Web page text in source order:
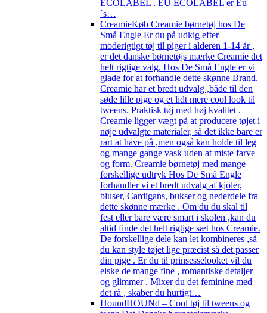
ECOLABEL . EU ECOLABEL er Eu
´s…
CreamieKøb Creamie børnetøj hos De
Små Engle Er du på udkig efter
moderigtigt tøj til piger i alderen 1-14 år ,
er det danske børnetøjs mærke Creamie det
helt rigtige valg. Hos De Små Engle er vi
glade for at forhandle dette skønne Brand.
Creamie har et bredt udvalg ,både til den
søde lille pige og et lidt mere cool look til
tweens. Praktisk tøj med høj kvalitet .
Creamie ligger vægt på at producere tøjet i
nøje udvalgte materialer, så det ikke bare er
rart at have på ,men også kan holde til leg
og mange gange vask uden at miste farve
og form. Creamie børnetøj med mange
forskellige udtryk Hos De Små Engle
forhandler vi et bredt udvalg af kjoler,
bluser, Cardigans, bukser og nederdele fra
dette skønne mærke . Om du du skal til
fest eller bare være smart i skolen ,kan du
altid finde det helt rigtige sæt hos Creamie.
De forskellige dele kan let kombineres ,så
du kan style tøjet lige præcist så det passer
din pige . Er du til prinsesselooket vil du
elske de mange fine , romantiske detaljer
og glimmer . Mixer du det feminine med
det rå , skaber du hurtigt…
HoundHOUNd – Cool tøj til tweens og